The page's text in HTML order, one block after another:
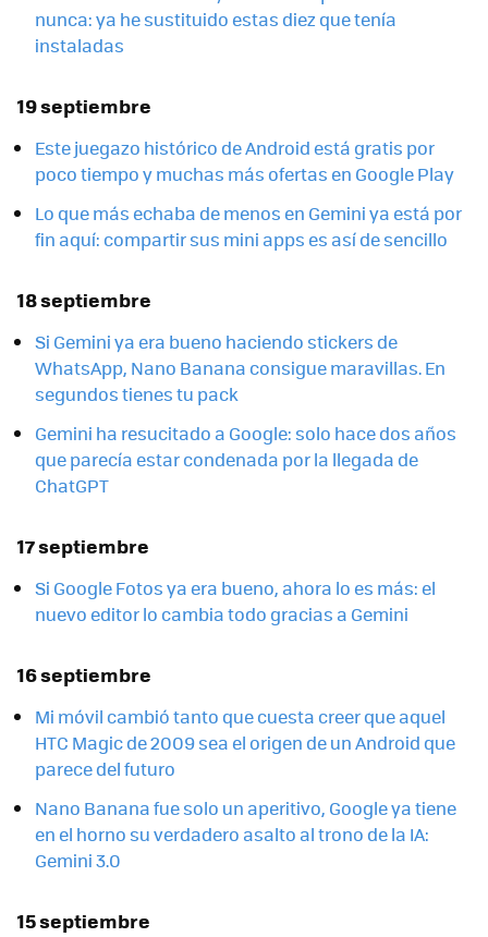
nunca: ya he sustituido estas diez que tenía
instaladas
19 septiembre
Este juegazo histórico de Android está gratis por
poco tiempo y muchas más ofertas en Google Play
Lo que más echaba de menos en Gemini ya está por
fin aquí: compartir sus mini apps es así de sencillo
18 septiembre
Si Gemini ya era bueno haciendo stickers de
WhatsApp, Nano Banana consigue maravillas. En
segundos tienes tu pack
Gemini ha resucitado a Google: solo hace dos años
que parecía estar condenada por la llegada de
ChatGPT
17 septiembre
Si Google Fotos ya era bueno, ahora lo es más: el
nuevo editor lo cambia todo gracias a Gemini
16 septiembre
Mi móvil cambió tanto que cuesta creer que aquel
HTC Magic de 2009 sea el origen de un Android que
parece del futuro
Nano Banana fue solo un aperitivo, Google ya tiene
en el horno su verdadero asalto al trono de la IA:
Gemini 3.0
15 septiembre